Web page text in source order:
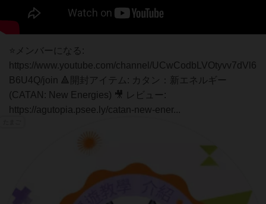
⭐メンバーになる:
https://www.youtube.com/channel/UCwCodbLVOtyvv7dVl6
B6U4Q/join 🔺開封アイテム: カタン：新エネルギー
(CATAN: New Energies) 🎥 レビュー:
https://agutopia.psee.ly/catan-new-ener...